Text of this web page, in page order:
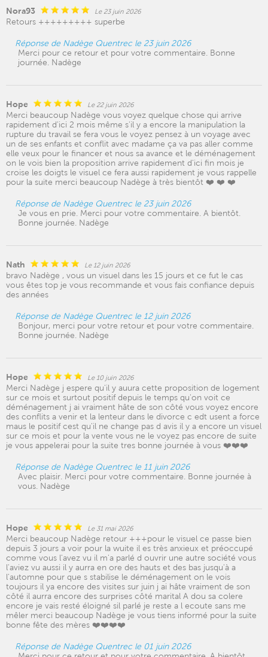
Nora93 Le 23 juin 2026
Retours +++++++++ superbe
Réponse de Nadège Quentrec le 23 juin 2026
Merci pour ce retour et pour votre commentaire. Bonne
journée. Nadège
Hope Le 22 juin 2026
Merci beaucoup Nadège vous voyez quelque chose qui arrive
rapidement d'ici 2 mois même s'il y a encore la manipulation la
rupture du travail se fera vous le voyez pensez à un voyage avec
un de ses enfants et conflit avec madame ça va pas aller comme
elle veux pour le financer et nous sa avance et le déménagement
on le vois bien la proposition arrive rapidement d'ici fin mois je
croise les doigts le visuel ce fera aussi rapidement je vous rappelle
pour la suite merci beaucoup Nadège à très bientôt ❤️ ❤️ ❤️
Réponse de Nadège Quentrec le 23 juin 2026
Je vous en prie. Merci pour votre commentaire. A bientôt.
Bonne journée. Nadège
Nath Le 12 juin 2026
bravo Nadège , vous un visuel dans les 15 jours et ce fut le cas
vous êtes top je vous recommande et vous fais confiance depuis
des années
Réponse de Nadège Quentrec le 12 juin 2026
Bonjour, merci pour votre retour et pour votre commentaire.
Bonne journée. Nadège
Hope Le 10 juin 2026
Merci Nadège j espere qu'il y auura cette proposition de logement
sur ce mois et surtout positif depuis le temps qu'on voit ce
déménagement j ai vraiment hâte de son côté vous voyez encore
des conflits a venir et la lenteur dans le divorce c edt usent a force
maus le positif cest qu'il ne change pas d avis il y a encore un visuel
sur ce mois et pour la vente vous ne le voyez pas encore de suite
je vous appelerai pour la suite tres bonne journée à vous ❤️❤️❤️
Réponse de Nadège Quentrec le 11 juin 2026
Avec plaisir. Merci pour votre commentaire. Bonne journée à
vous. Nadège
Hope Le 31 mai 2026
Merci beaucoup Nadège retour +++pour le visuel ce passe bien
depuis 3 jours a voir pour la wuite il es très anxieux et préoccupé
comme vous l'avez vu il m'a parlé d ouvrir une autre société vous
l'aviez vu aussi il y aurra en ore des hauts et des bas jusqu'à a
l'automne pour que s stabilise le déménagement on le vois
toujours il ya encore des visites sur juin j ai hâte vraiment de son
côté il aurra encore des surprises côté marital A dou sa colere
encore je vais resté éloigné sil parlé je reste a l ecoute sans me
mêler merci beaucoup Nadège je vous tiens informé pour la suite
bonne fête des mères ❤️❤️❤️❤️
Réponse de Nadège Quentrec le 01 juin 2026